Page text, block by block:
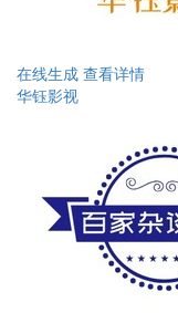
在线生成 查看详情
华钰影视